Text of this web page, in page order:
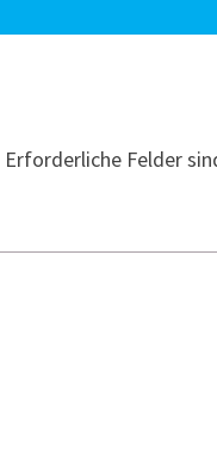
Erforderliche Felder